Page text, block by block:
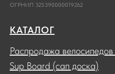
ОГРНИП 325390000019262
КАТАЛОГ
Распродажа
Sup Board (сап доска)